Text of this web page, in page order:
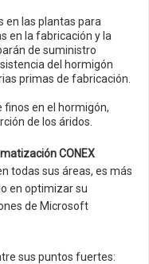
en las plantas para
en la fabricación y la
de suministro
del hormigón
primas de fabricación.
finos en el hormigón,
de los áridos.
CONEX
todas sus áreas, es más
en optimizar su
de Microsoft
sus puntos fuertes: